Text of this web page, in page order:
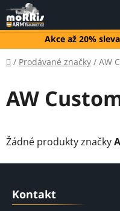
Přejít
na
obsah
Akce až 20%
Domů
/ Prodávané značky / AW
AW
Žádné produkty značky
Kontakt